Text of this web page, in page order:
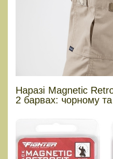
Наразі Magnetic
2 барвах: чорному та